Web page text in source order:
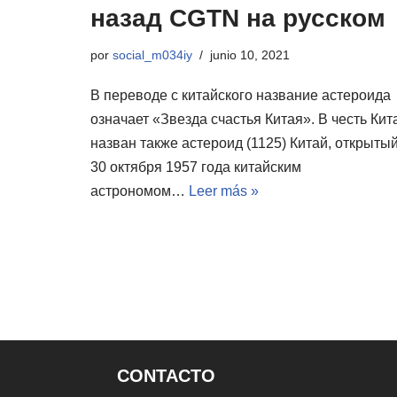
назад CGTN на русском
por social_m034iy junio 10, 2021
В переводе с китайского название астероида
означает «Звезда счастья Китая». В честь
назван также астероид (1125) Китай,
30 октября 1957 года китайским
астрономом… Leer más »
CONTACTO